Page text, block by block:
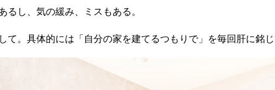
会社概要
るし、気の緩み、ミスもある。
て。具体的には「自分の家を建てるつもりで」を毎回肝に銘じ